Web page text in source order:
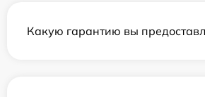
Какую гарантию вы